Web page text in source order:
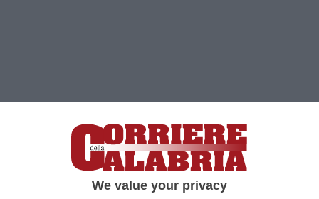
We value your privacy
Clicca e segui “Corriere della Calabria” su Google News
L’aumento dei contagi e del